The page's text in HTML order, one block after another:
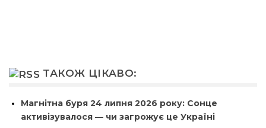
ТАКОЖ ЦІКАВО:
Магнітна буря 24 липня 2026 року: Сонце
активізувалося — чи загрожує це Україні